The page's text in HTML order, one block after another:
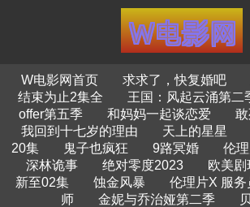
W电影网首页 求求了，快复婚吧
结束为止2集全
王国：风起云涌第二
offer第五季
和妈妈一起谈恋爱
我回到十七岁的理由
天上的星星
20集
鬼子也疯狂 9路冥婚
伦
深林诡事
绝对零度2023
欧美
新至02集
蚀金风暴 伦理片X 服务
师
金妮与乔治娅第二季